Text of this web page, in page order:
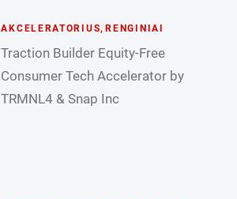
AKCELERATORIUS, RENGINIAI
Traction Builder Equity-Free
Consumer Tech Accelerator by
TRMNL4 & Snap Inc